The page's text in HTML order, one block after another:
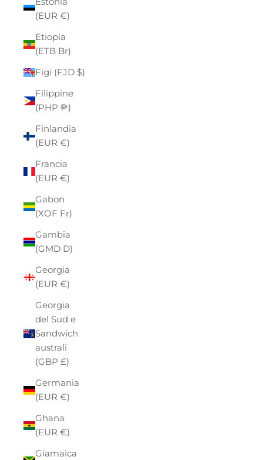
(EUR €)
Etiopia
(ETB Br)
Figi (FJD $)
Filippine
(PHP ₱)
Finlandia
(EUR €)
Francia
(EUR €)
Gabon
(XOF Fr)
Gambia
(GMD D)
Georgia
(EUR €)
Georgia
del Sud e
Sandwich
australi
(GBP £)
Germania
(EUR €)
Ghana
(EUR €)
Giamaica